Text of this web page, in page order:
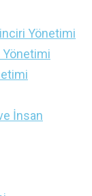
Yönetimi
Yönetimi
İnsan